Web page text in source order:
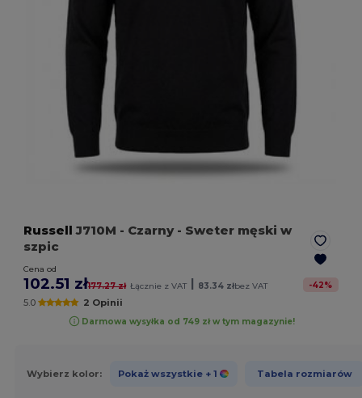
Russell J710M - Czarny- Sweter męski w
szpic
Cena od
102.51 zł177.27 zł Łącznie z VAT | 83.34 złbez VAT -42%
5.0 2 Opinii
Darmowa wysyłka od 749 zł w tym magazynie!
Wybierz kolor: Pokaż wszystkie + 1 Tabela rozmiarów